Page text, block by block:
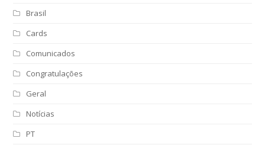
Brasil
Cards
Comunicados
Congratulações
Geral
Notícias
PT